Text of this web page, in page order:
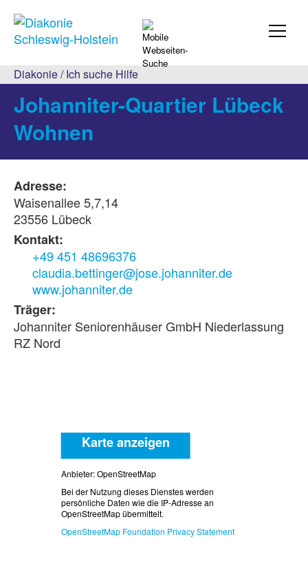
Diakonie/Ich suche Hilfe
Johanniter-Quartier Lübeck
Wohnen
Adresse:
Waisenallee 5,7,14
23556 Lübeck
Kontakt:
+49 451 48696376
claudia.bettinger@jose.johanniter.de
www.johanniter.de
Träger:
Johanniter Seniorenhäuser GmbH Niederlassung
RZ Nord
Karte anzeigen
Anbieter: OpenStreetMap
Bei der Nutzung dieses Dienstes werden
persönliche Daten wie die IP-Adresse an
OpenStreetMap übermittelt.
OpenStreetMap Foundation Privacy Statement